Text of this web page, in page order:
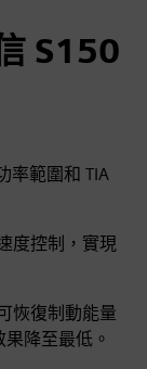
S150
率範圍和 TIA
度控制，實現
恢復制動能量
降至最低。